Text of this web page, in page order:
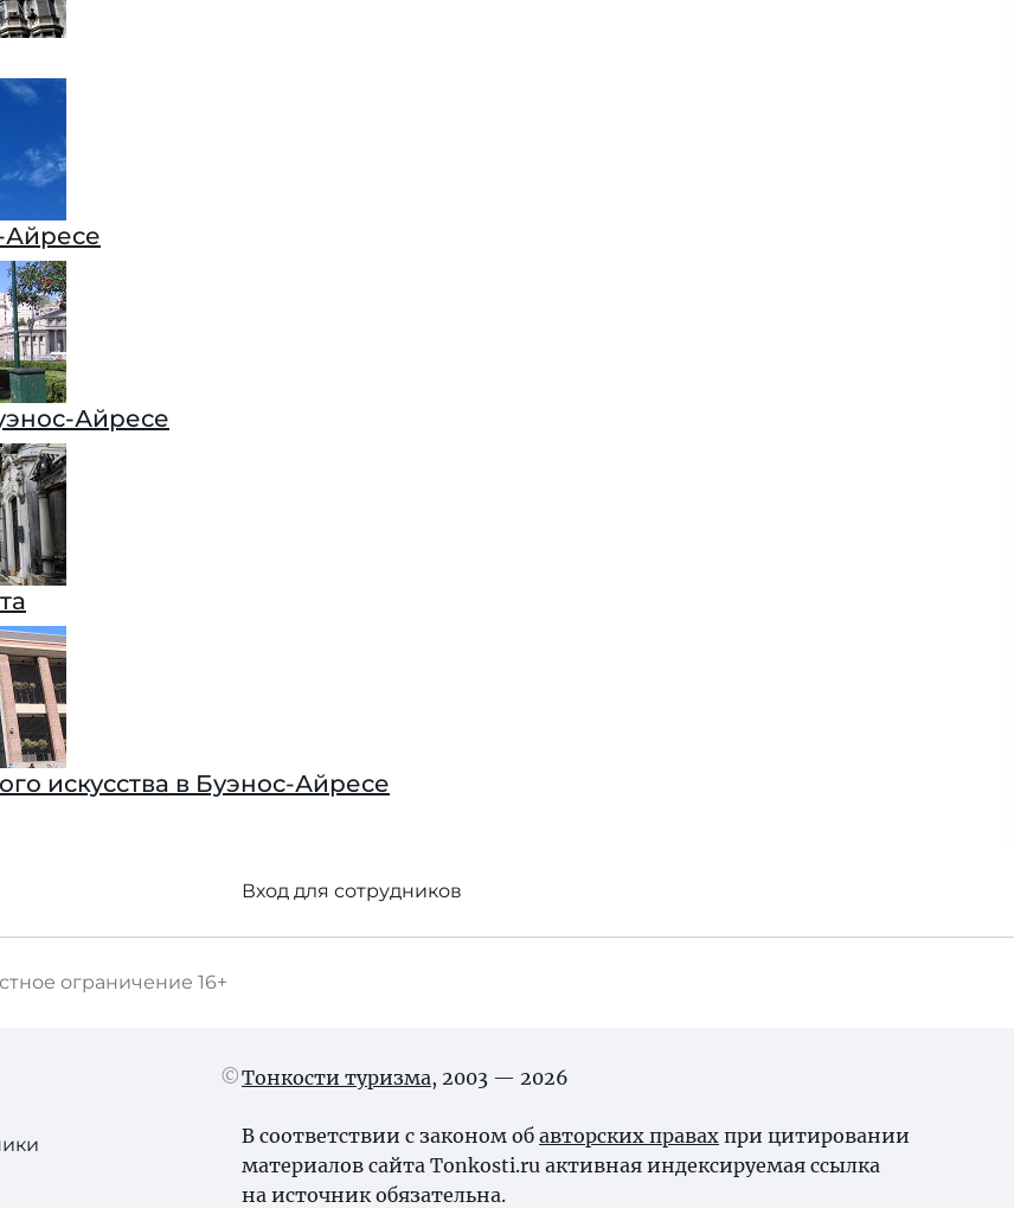
Айресе
Айресе
искусства в Буэнос-Айресе
Вход для сотрудников
ограничение 16+
Тонкости туризма, 2003 — 2026
В соответствии с законом об авторских правах при цитировании
материалов сайта Tonkosti.ru активная индексируемая ссылка
на источник обязательна.